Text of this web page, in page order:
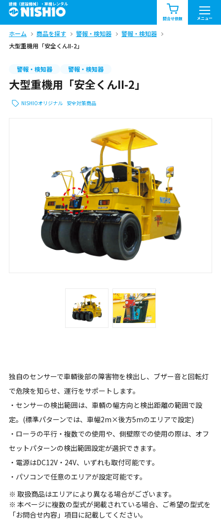
建機（建設機械）・重機レンタル
問合せ依頼 メニュー
商品一覧 お知らせ一覧
問合せ依頼リスト お問合せ
北海道 東北
九州・沖縄（外部）
ホーム 商品を探す 警報・検知器
警報・検知器
大型重機用「安全くんII-2」
警報・検知器 警報・検知器
大型重機用「安全くんII-2」
NISHIOオリジナル 安全対策商品
独自のセンサーで車輌後部の障害物を検出し、ブザー音と回転灯
で危険を知らせ、運行をサポートします。
・センサーの検出範囲は、車輌の幅方向と検出距離の範囲で設
定。(標準パターンでは、車幅2m×後方5mのエリアで設定)
・ローラの平行・複数での使用や、側壁際での使用の際は、オフ
セットパターンの検出範囲設定が選択できます。
・電源はDC12V・24V、いずれも取付可能です。
・パソコンで任意のエリアが設定可能です。
※ 取扱商品はエリアにより異なる場合がございます。
※ 本ページに複数の型式が掲載されている場合、ご希望の型式を
「お問合せ内容」項目に記載してください。